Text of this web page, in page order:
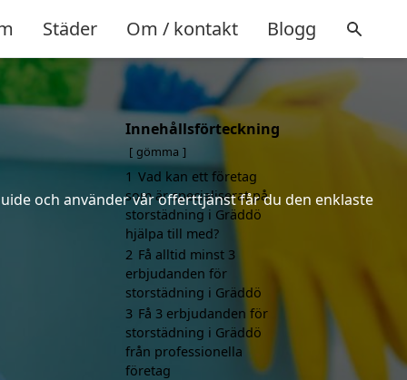
Städer Om / kontakt Blogg
och använder vår offerttjänst får du den enklaste
Innehållsförteckning
gömma
1 Vad kan ett företag
som är specialiserat på
storstädning i Gräddö
hjälpa till med?
2 Få alltid minst 3
erbjudanden för
storstädning i Gräddö
3 Få 3 erbjudanden för
storstädning i Gräddö
från professionella
företag